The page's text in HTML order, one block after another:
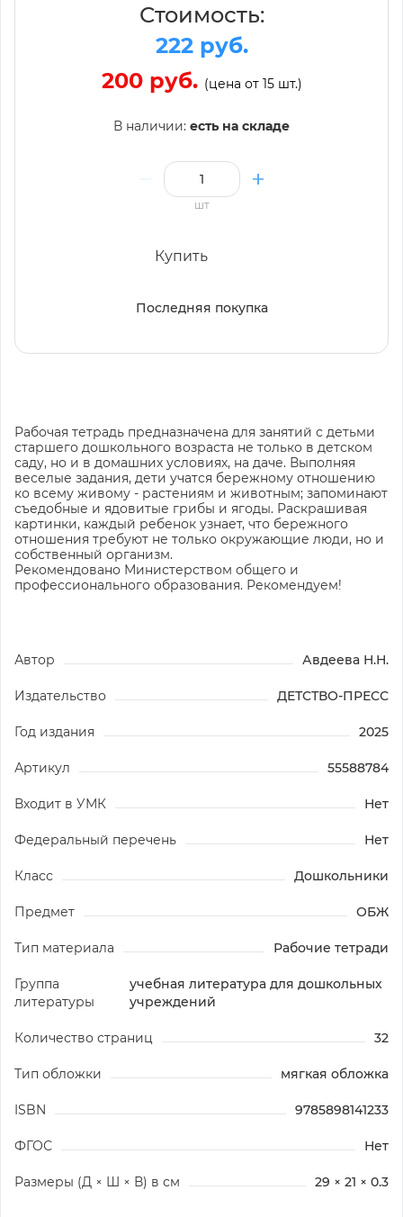
Стоимость:
222 руб.
200 руб. (цена от 15 шт.)
В наличии: есть на складе
шт
Купить
Последняя покупка
Рабочая тетрадь предназначена для занятий с детьми
старшего дошкольного возраста не только в детском
саду, но и в домашних условиях, на даче. Выполняя
веселые задания, дети учатся бережному отношению
ко всему живому - растениям и животным; запоминают
съедобные и ядовитые грибы и ягоды. Раскрашивая
картинки, каждый ребенок узнает, что бережного
отношения требуют не только окружающие люди, но и
собственный организм.
Рекомендовано Министерством общего и
профессионального образования. Рекомендуем!
Автор Авдеева Н.Н.
Издательство ДЕТСТВО-ПРЕСС
Год издания 2025
Артикул 55588784
Входит в УМК Нет
Федеральный перечень Нет
Класс Дошкольники
Предмет ОБЖ
Тип материала Рабочие тетради
Группа
литературы
учебная литература для дошкольных
учреждений
Количество страниц 32
Тип обложки мягкая обложка
ISBN 9785898141233
ФГОС Нет
Размеры (Д × Ш × В) в см 29 × 21 × 0.3